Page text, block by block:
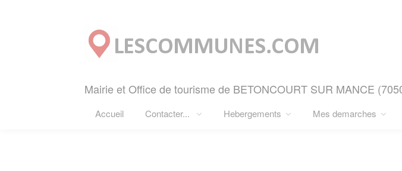
Mairie et Office de tourisme de BETONCOURT SUR MANCE
Accueil Contacter... Hebergements Mes demarches